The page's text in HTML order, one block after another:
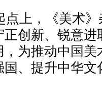
上，《美术》
创新、锐意进
为推动中国
、提升中华